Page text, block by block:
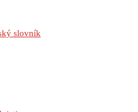
slovník